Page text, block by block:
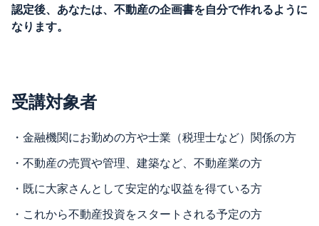
認定後、あなたは、不動産の企画書を自分で作れるように
なります。
受講対象者
・ 金融機関にお勤めの方や士業（税理士など）関係の方
・ 不動産の売買や管理、建築など、不動産業の方
・ 既に大家さんとして安定的な収益を得ている方
・ これから不動産投資をスタートされる予定の方